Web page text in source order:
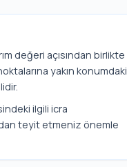
değeri açısından birlikte
yakın konumdaki
ilgili icra
teyit etmeniz önemle